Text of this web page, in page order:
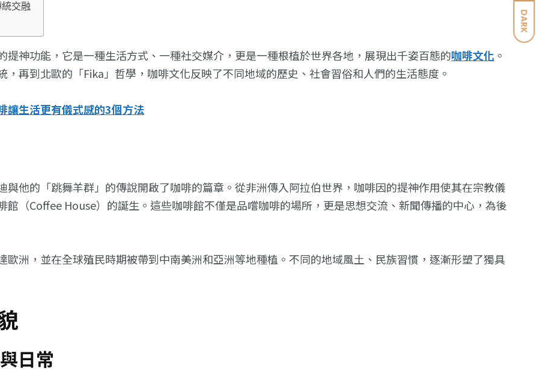
DARK
交融
神功能，它是一種生活方式、一種社交媒介，更是一種根植於世界各地，展現出千姿百態的咖啡文化 。
再到北歐的「Fika」哲學，咖啡文化反映了不同地域的歷史、社會習俗和人們的生活態度。
讓生活更有儀式感的3個方法
與他的「跳舞羊群」的傳說開啟了咖啡的篇章。從非洲傳入阿拉伯世界，咖啡因的提神作用使其在宗教儀
館（Coffee House）的誕生。這些咖啡館不僅是品嚐咖啡的場所，更是思想交流、新聞傳播的中心，為後
歐洲，並在全球殖民時期被帶到中南美洲和亞洲等地種植。不同的地域風土、民族習慣，逐漸形塑了獨具
日常